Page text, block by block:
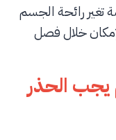
سنعرفكم على 7 أطعمة تغير رائحة الجسم
خلال فصل
يجب الحذر